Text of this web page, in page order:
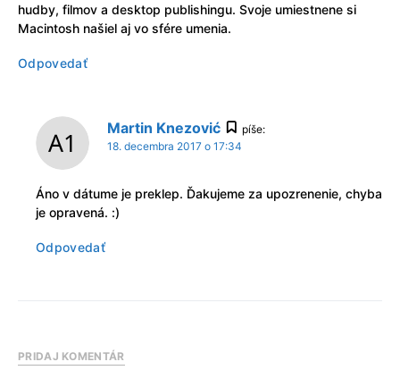
hudby, filmov a desktop publishingu. Svoje umiestnene si
Macintosh našiel aj vo sfére umenia.
Odpovedať
Martin Knezović
píše:
18. decembra 2017 o 17:34
Áno v dátume je preklep. Ďakujeme za upozrenenie, chyba
je opravená. :)
Odpovedať
PRIDAJ KOMENTÁR